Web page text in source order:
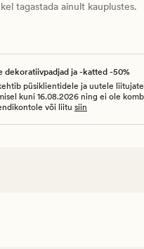
tagastada ainult kauplustes.
dekoratiivpadjad ja -katted -50%
püsiklientidele ja uutele
kuni 16.08.2026 ning ei ole
või liitu siin